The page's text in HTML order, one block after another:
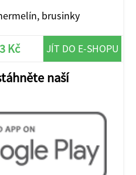
brusinky
Kč JÍT DO E-SHOPU
naší